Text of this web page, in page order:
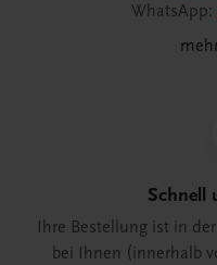
WhatsApp:
Schnell
Ihre Bestellung ist in
bei Ihnen (innerhalb